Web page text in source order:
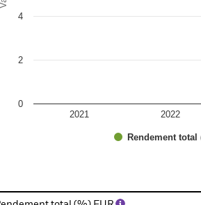
Rendement total
2021 2022
0
2
4